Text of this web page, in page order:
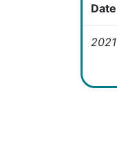
Date
2021